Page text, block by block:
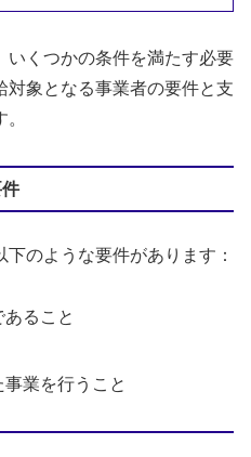
いくつかの条件を満たす必要
対象となる事業者の要件と支
のような要件があります：
ること
業を行うこと